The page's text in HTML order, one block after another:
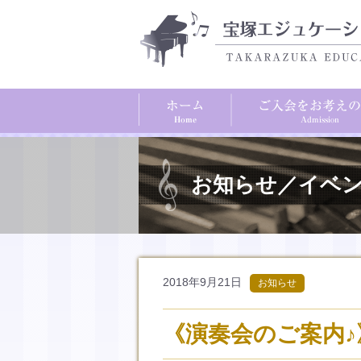
お知らせ／イベ
2018年9月21日 お知らせ
《演奏会のご案内